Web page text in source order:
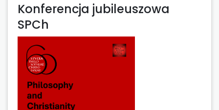
Konferencja jubileuszowa
SPCh